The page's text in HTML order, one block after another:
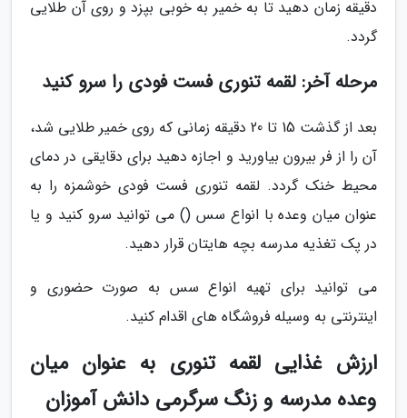
دقیقه زمان دهید تا به خمیر به خوبی بپزد و روی آن طلایی
گردد.
مرحله آخر: لقمه تنوری فست فودی را سرو کنید
بعد از گذشت 15 تا 20 دقیقه زمانی که روی خمیر طلایی شد،
آن را از فر بیرون بیاورید و اجازه دهید برای دقایقی در دمای
محیط خنک گردد. لقمه تنوری فست فودی خوشمزه را به
عنوان میان وعده با انواع سس () می توانید سرو کنید و یا
در پک تغذیه مدرسه بچه هایتان قرار دهید.
می توانید برای تهیه انواع سس به صورت حضوری و
اینترنتی به وسیله فروشگاه های اقدام کنید.
ارزش غذایی لقمه تنوری به عنوان میان
وعده مدرسه و زنگ سرگرمی دانش آموزان